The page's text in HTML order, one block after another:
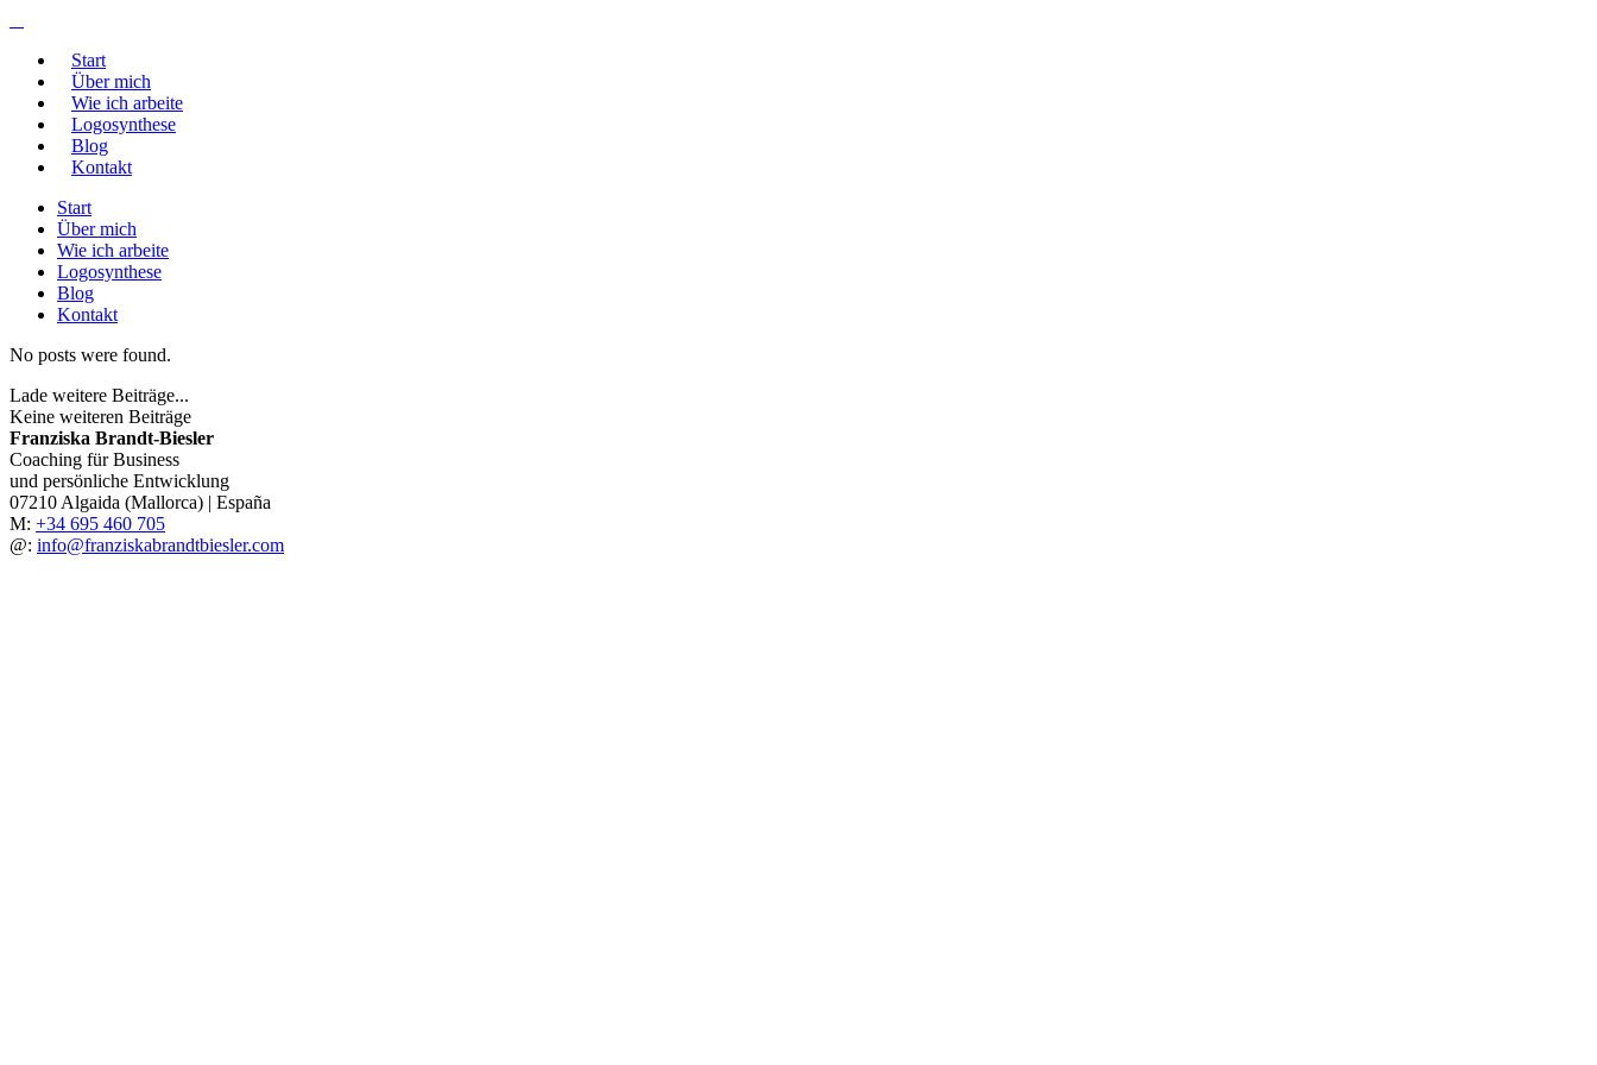
Start
Über mich
Wie ich arbeite
Logosynthese
Blog
Kontakt
Start
Über mich
Wie ich arbeite
Logosynthese
Blog
Kontakt
No posts were found.
Lade weitere Beiträge...
Keine weiteren Beiträge
Franziska Brandt-Biesler
Coaching für Business
und persönliche Entwicklung
07210 Algaida (Mallorca) | España
M: +34 695 460 705
@: info@franziskabrandtbiesler.com